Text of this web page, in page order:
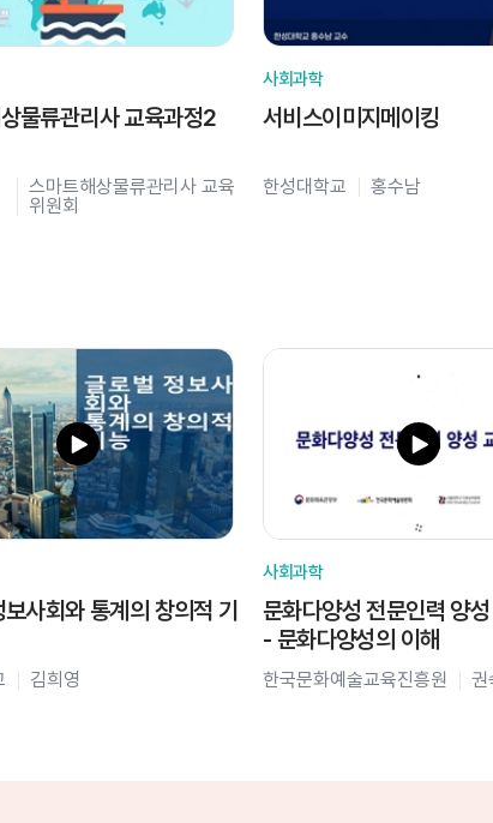
물류관리사 교육과정2
스마트해상물류관리사 교육
위원회
사회과학
서비스이미지메이킹
한성대학교 홍수남
사회와 통계의 창의적 기
김희영
사회과학
문화다양성 전문인력 양
- 문화다양성의 이해
한국문화예술교육진흥원 권